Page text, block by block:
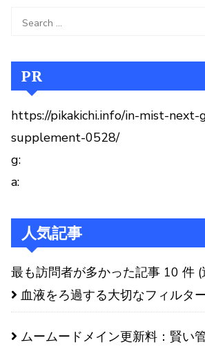
PR
https://pikakichi.info/in-mist-next-
supplement-0528/
g:
a:
人気記事
最も訪問者が多かった記事 10 件
血液をろ過する大切なフィルタ
ムームードメイン更新料：賢い